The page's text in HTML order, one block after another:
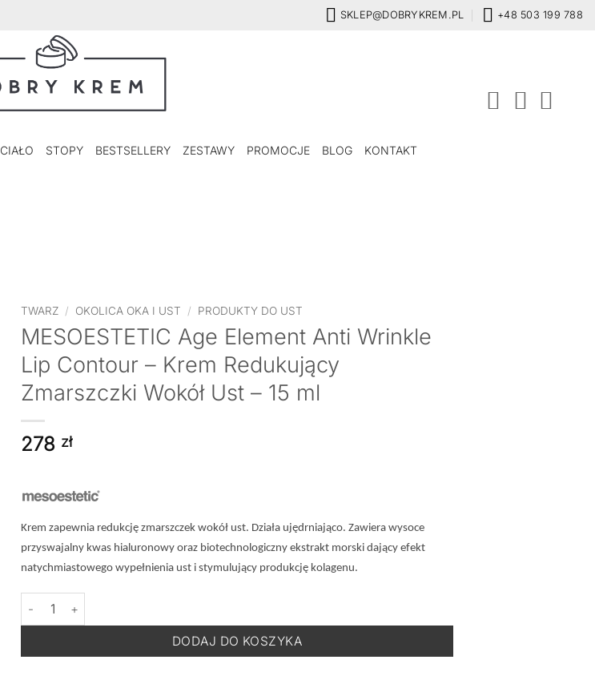
SKLEP@DOBRYKREM.PL +48 503 199 788
CIAŁO STOPY BESTSELLERY ZESTAWY PROMOCJE BLOG KONTAKT
TWARZ / OKOLICA OKA I UST / PRODUKTY DO UST
MESOESTETIC Age Element Anti Wrinkle
Lip Contour – Krem Redukujący
Zmarszczki Wokół Ust – 15 ml
278 zł
Krem zapewnia redukcję zmarszczek wokół ust. Działa ujędrniająco. Zawiera wysoce
przyswajalny kwas hialuronowy oraz biotechnologiczny ekstrakt morski dający efekt
natychmiastowego wypełnienia ust i stymulujący produkcję kolagenu.
ilość MESOESTETIC Age Element Anti Wrinkle Lip Contour - Krem Redukujący Zmarszczki Wokół Ust - 15 ml
DODAJ DO KOSZYKA